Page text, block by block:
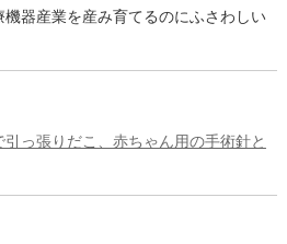
器産業を産み育てるのにふさわしい
引っ張りだこ、赤ちゃん用の手術針と